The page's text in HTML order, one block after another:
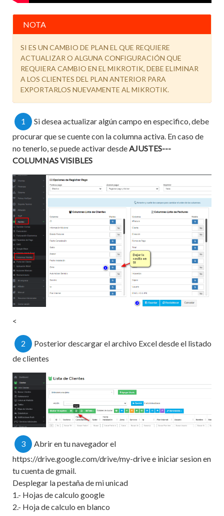
NOTA
SI ES UN CAMBIO DE PLAN EL QUE REQUIERE
ACTUALIZAR O ALGUNA CONFIGURACIÓN QUE
REQUIERA CAMBIO EN EL MIKROTIK, DEBE ELIMINAR
A LOS CLIENTES DEL PLAN ANTERIOR PARA
EXPORTARLOS NUEVAMENTE AL MIKROTIK.
1
Si desea actualizar algún campo en especifico, debe
procurar que se cuente con la columna activa. En caso de
no tenerlo, se puede activar desdeAJUSTES---
COLUMNAS VISIBLES
<
2
Posterior descargar el archivo Excel desde el listado
de clientes
3
Abrir en tu navegador el
https://drive.google.com/drive/my-drive e iniciar sesion en
tu cuenta de gmail.
Desplegar la pestaña de mi unicad
1.- Hojas de calculo google
2.- Hoja de calculo en blanco